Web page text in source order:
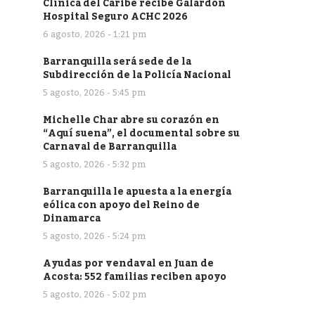
Hospital Seguro ACHC 2026
6 agosto, 2026 - 1:21 pm
Barranquilla será sede de la
Subdirección de la Policía Nacional
5 agosto, 2026 - 5:45 pm
Michelle Char abre su corazón en
“Aquí suena”, el documental sobre su
Carnaval de Barranquilla
5 agosto, 2026 - 5:32 pm
Barranquilla le apuesta a la energía
eólica con apoyo del Reino de
Dinamarca
5 agosto, 2026 - 5:24 pm
Ayudas por vendaval en Juan de
Acosta: 552 familias reciben apoyo
5 agosto, 2026 - 5:02 pm